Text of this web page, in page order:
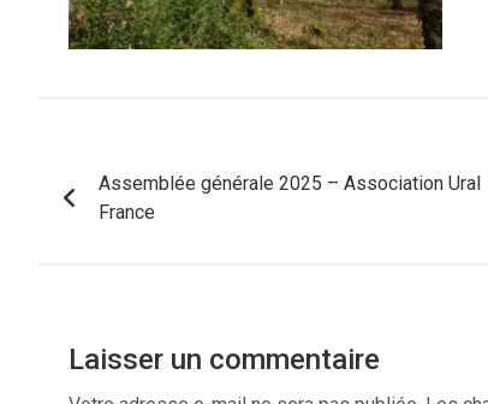
de
Assemblée générale 2025 – Association Ural
France
Laisser un commentaire